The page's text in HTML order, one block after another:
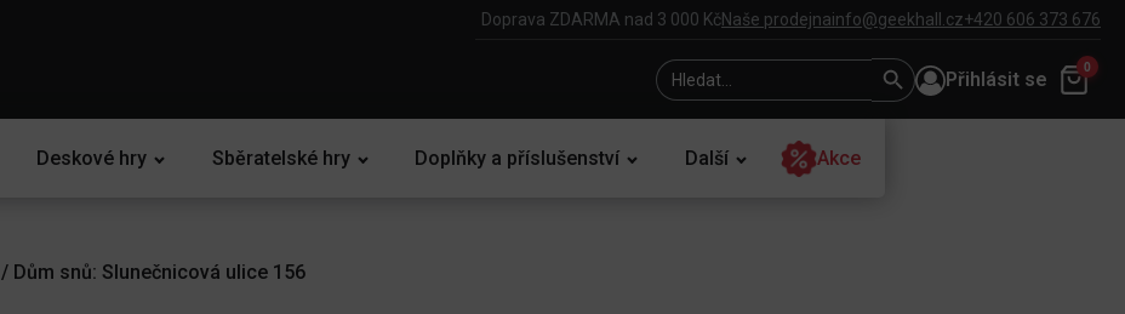
Doprava ZDARMA nad 3 000 KčNaše prodejnainfo@geekhall.cz+420 606 373 676
Search
for:
Search
Button
Přihlásit se
0
Deskové hry Sběratelské hry Doplňky a příslušenství Další Akce
/ Dům snů: Slunečnicová ulice 156